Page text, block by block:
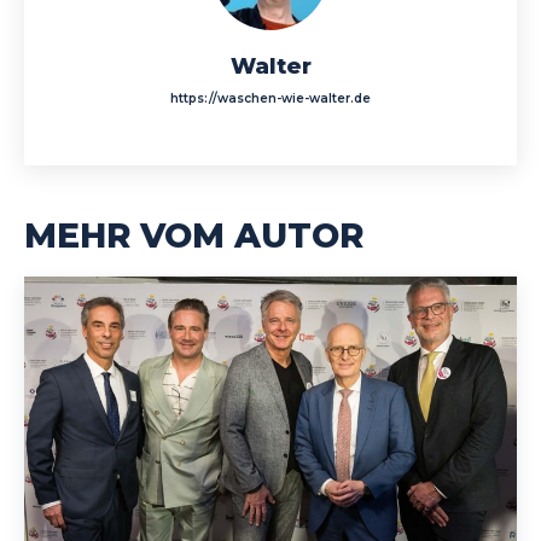
Walter
https://waschen-wie-walter.de
MEHR VOM AUTOR